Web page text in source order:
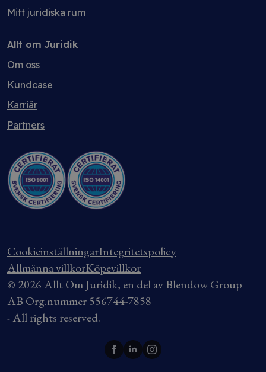
Mitt juridiska rum
Allt om Juridik
Om oss
Kundcase
Karriär
Partners
CookieinställningarIntegritetspolicy
Allmänna villkorKöpevillkor
© 2026 Allt Om Juridik, en del av Blendow Group
AB Org.nummer 556744-7858
- All rights reserved.